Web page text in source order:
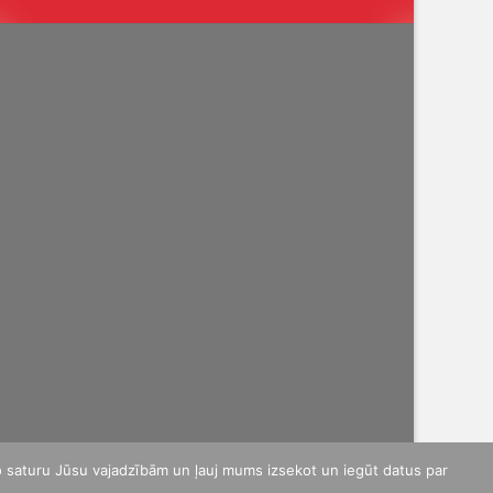
Jūsu vajadzībām un ļauj mums izsekot un iegūt datus par